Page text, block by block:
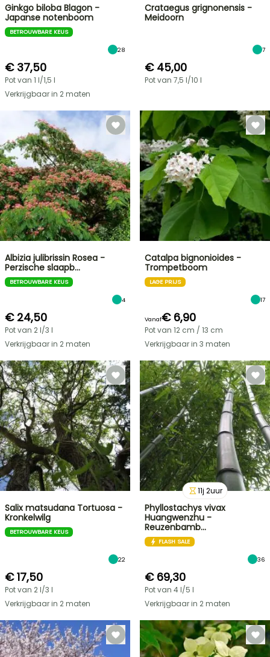
Ginkgo biloba Blagon -
Japanse notenboom
BETROUWBARE KEUS
28
€ 37,50
Pot van 1 l/1,5 l
Verkrijgbaar in 2 maten
Crataegus grignonensis -
Meidoorn
7
€ 45,00
Pot van 7,5 l/10 l
Albizia julibrissin Rosea -
Perzische slaapb…
BETROUWBARE KEUS
4
€ 24,50
Pot van 2 l/3 l
Verkrijgbaar in 2 maten
Catalpa bignonioides -
Trompetboom
LAGE PRIJS
17
Vanaf€ 6,90
Pot van 12 cm / 13 cm
Verkrijgbaar in 3 maten
Salix matsudana Tortuosa -
Kronkelwilg
BETROUWBARE KEUS
22
€ 17,50
Pot van 2 l/3 l
Verkrijgbaar in 2 maten
11j 2uur
Phyllostachys vivax
Huangwenzhu -
Reuzenbamb…
FLASH SALE
36
€ 69,30
Pot van 4 l/5 l
Verkrijgbaar in 2 maten